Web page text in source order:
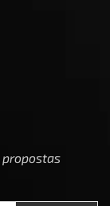
propostas